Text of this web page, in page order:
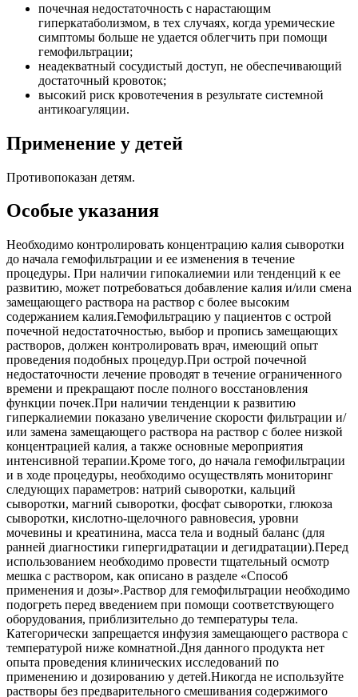
почечная недостаточность с нарастающим
гиперкатаболизмом, в тех случаях, когда уремические
симптомы больше не удается облегчить при помощи
гемофильтрации;
неадекватный сосудистый доступ, не обеспечивающий
достаточный кровоток;
высокий риск кровотечения в результате системной
антикоагуляции.
Применение у детей
Противопоказан детям.
Особые указания
Необходимо контролировать концентрацию калия сыворотки
до начала гемофильтрации и ее изменения в течение
процедуры. При наличии гипокалиемии или тенденций к ее
развитию, может потребоваться добавление калия и/или смена
замещающего раствора на раствор с более высоким
содержанием калия.Гемофильтрацию у пациентов с острой
почечной недостаточностью, выбор и пропись замещающих
растворов, должен контролировать врач, имеющий опыт
проведения подобных процедур.При острой почечной
недостаточности лечение проводят в течение ограниченного
времени и прекращают после полного восстановления
функции почек.При наличии тенденции к развитию
гиперкалиемии показано увеличение скорости фильтрации и/
или замена замещающего раствора на раствор с более низкой
концентрацией калия, а также основные мероприятия
интенсивной терапии.Кроме того, до начала гемофильтрации
и в ходе процедуры, необходимо осуществлять мониторинг
следующих параметров: натрий сыворотки, кальций
сыворотки, магний сыворотки, фосфат сыворотки, глюкоза
сыворотки, кислотно-щелочного равновесия, уровни
мочевины и креатинина, масса тела и водный баланс (для
ранней диагностики гипергидратации и дегидратации).Перед
использованием необходимо провести тщательный осмотр
мешка с раствором, как описано в разделе «Способ
применения и дозы».Раствор для гемофильтрации необходимо
подогреть перед введением при помощи соответствующего
оборудования, приблизительно до температуры тела.
Категорически запрещается инфузия замещающего раствора с
температурой ниже комнатной.Дня данного продукта нет
опыта проведения клинических исследований по
применению и дозированию у детей.Никогда не используйте
растворы без предварительного смешивания содержимого